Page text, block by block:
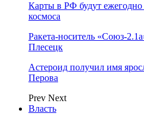
Карты в РФ будут ежегодно
космоса
Ракета-носитель «Союз-
Плесецк
Астероид получил имя
Перова
Prev Next
Власть